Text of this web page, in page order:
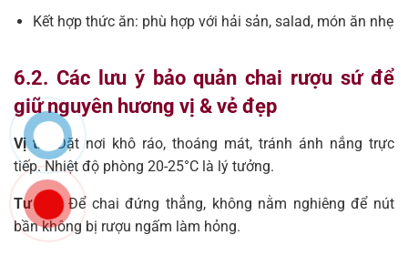
Kết hợp thức ăn: phù hợp với hải sản, salad, món ăn nhẹ
6.2. Các lưu ý bảo quản chai rượu sứ để
giữ nguyên hương vị & vẻ đẹp
Vị trí
: Đặt nơi khô ráo, thoáng mát, tránh ánh nắng trực
tiếp. Nhiệt độ phòng 20-25°C là lý tưởng.
Tư thế
: Để chai đứng thẳng, không nằm nghiêng để nút
bần không bị rượu ngấm làm hỏng.